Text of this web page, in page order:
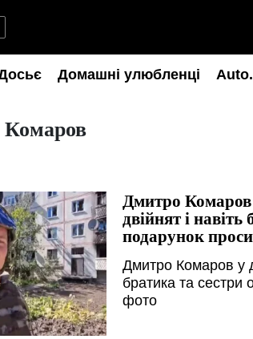
Домашні улюбленці
Дмитро Комаров
двійнят і
подарунок
Дмитро Комаров у
братика та сестри
фото